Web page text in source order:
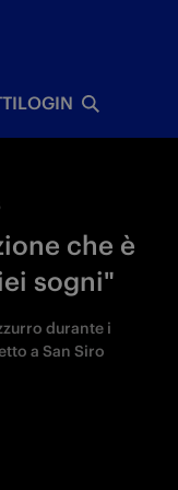
LOGIN
che è
sogni"
durante i
a San Siro